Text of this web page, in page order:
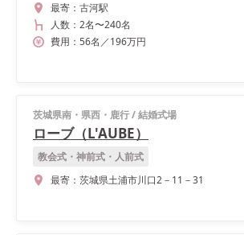
最寄： 古河駅
人数： 2名〜240名
費用： 56名 ／196万円
茨城県南・県西・鹿行/結婚式場
ローブ（L'AUBE）
教会式・神前式・人前式
最寄： 茨城県土浦市川口2－11－31